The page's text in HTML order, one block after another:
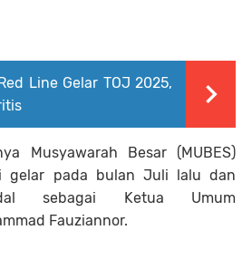
Line Gelar TOJ 2025,
Musyawarah Besar (MUBES)
gelar pada bulan Juli lalu dan
sebagai Ketua Umum
Fauziannor.